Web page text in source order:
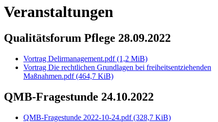
Veranstaltungen
Qualitätsforum Pflege 28.09.2022
Vortrag Delirmanagement.pdf(1,2 MiB)
Vortrag Die rechtlichen Grundlagen bei freiheitsentziehenden
Maßnahmen.pdf(464,7 KiB)
QMB-Fragestunde 24.10.2022
QMB-Fragestunde 2022-10-24.pdf(328,7 KiB)